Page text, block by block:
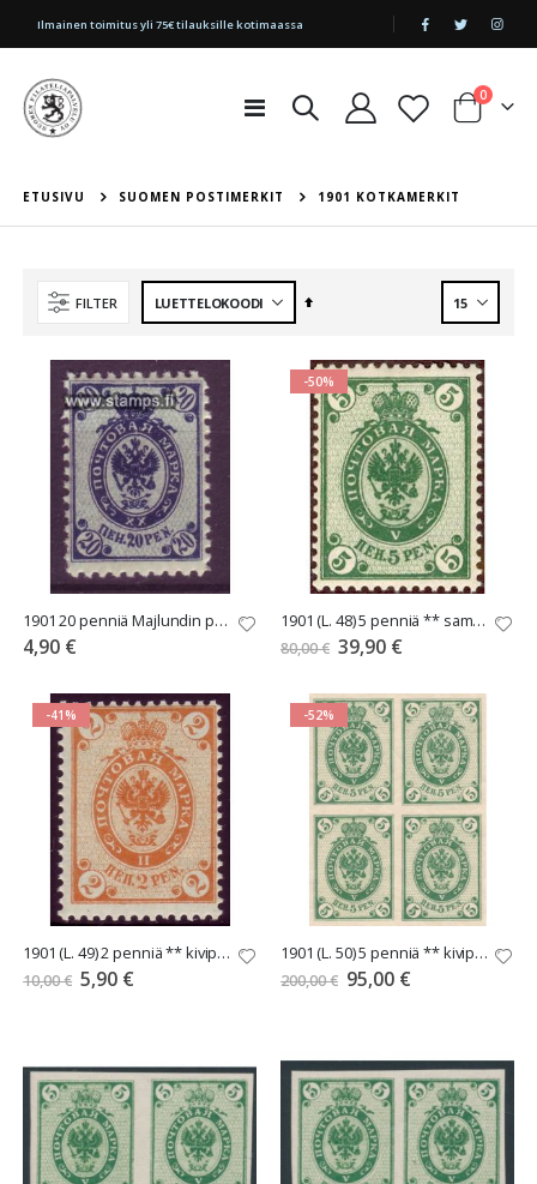
|
Ilmainen toimitus yli 75€ tilauksille kotimaassa
Toggle
Cart
0tuotetta
ETUSIVU SUOMEN POSTIMERKIT 1901 KOTKAMERKIT
FILTER
Aseta
1901 20 penniä Majlundin postiväärenne 10€
4,90 €
-50%
1901 (L. 48) 5 penniä ** sameanvihreä, Pulajulkaisu
80,00 € Tarjoushinta
39,90 €
-41%
1901 (L. 49) 2 penniä ** kivipaino
10,00 € Tarjoushinta
5,90 €
-52%
1901 (L. 50) 5 penniä ** kivipaino h:ton nelilö **
200,00 € Tarjoushinta
95,00 €